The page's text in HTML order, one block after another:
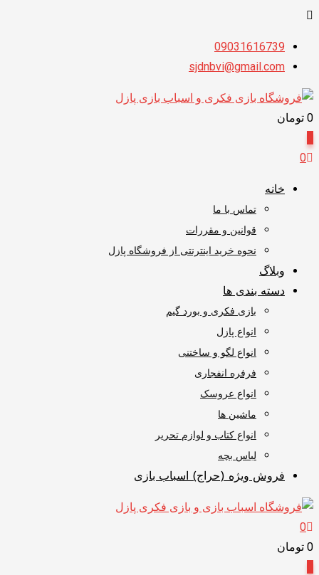
پرش
محتوا
09031616739
sjdnbvi@gmail.com
0 تومان
0
خانه
تماس با ما
قوانین و مقررات
نحوه خرید اینترنتی از فروشگاه پازل
وبلاگ
دسته بندی ها
بازی فکری و بورد گیم
انواع پازل
انواع لگو و ساختنی
فرفره انفجاری
انواع عروسک
ماشین ها
انواع کتاب و لوازم تحریر
لباس بچه
فروش ویژه (حراج) اسباب بازی
0
0 تومان